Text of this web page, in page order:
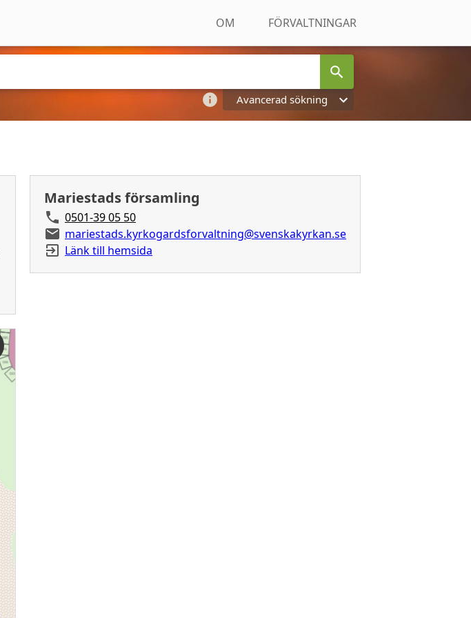
OM FÖRVALTNINGAR
Avancerad sökning
Mariestads församling
0501-39 05 50
mariestads.kyrkogardsforvaltning@svenskakyrkan.se
Länk till hemsida